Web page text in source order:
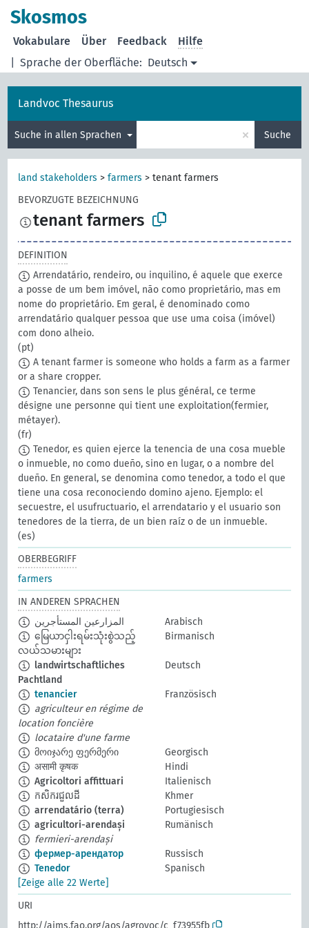
Skosmos
Sprache der Oberfläche: Deutsch
Vokabulare Über Feedback Hilfe
Landvoc Thesaurus
Suche in allen Sprachen × Suche
land stakeholders >farmers >tenant farmers
BEVORZUGTE BEZEICHNUNG
tenant farmers
DEFINITION
Arrendatário, rendeiro, ou inquilino, é aquele que exerce
a posse de um bem imóvel, não como proprietário, mas em
nome do proprietário. Em geral, é denominado como
arrendatário qualquer pessoa que use uma coisa (imóvel)
com dono alheio.
(pt)
A tenant farmer is someone who holds a farm as a farmer
or a share cropper.
Tenancier, dans son sens le plus général, ce terme
désigne une personne qui tient une exploitation(fermier,
métayer).
(fr)
Tenedor, es quien ejerce la tenencia de una cosa mueble
o inmueble, no como dueño, sino en lugar, o a nombre del
dueño. En general, se denomina como tenedor, a todo el que
tiene una cosa reconociendo domino ajeno. Ejemplo: el
secuestre, el usufructuario, el arrendatario y el usuario son
tenedores de la tierra, de un bien raíz o de un inmueble.
(es)
OBERBEGRIFF
farmers
IN ANDEREN SPRACHEN
المزارعين المستأجرين
Arabisch
မြေယာငှါးရမ်းသုံးစွဲသည့်
လယ်သမားများ
Birmanisch
landwirtschaftliches
Pachtland
Deutsch
tenancier
Französisch
agriculteur en régime de
location foncière
locataire d'une farme
მოიჯარე ფერმერი
Georgisch
असामी कृषक
Hindi
Agricoltori affittuari
Italienisch
កសិករជួលដី
Khmer
arrendatário (terra)
Portugiesisch
agricultori-arendași
Rumänisch
fermieri-arendași
фермер-арендатор
Russisch
Tenedor
Spanisch
[Zeige alle 22 Werte]
URI